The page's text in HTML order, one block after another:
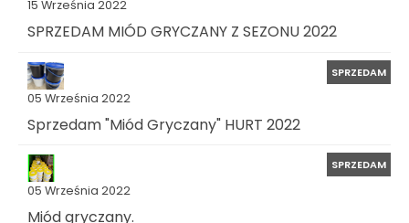
15 Września 2022
SPRZEDAM MIÓD GRYCZANY Z SEZONU 2022
05 Września 2022
SPRZEDAM
Sprzedam "Miód Gryczany" HURT 2022
05 Września 2022
SPRZEDAM
Miód gryczany.